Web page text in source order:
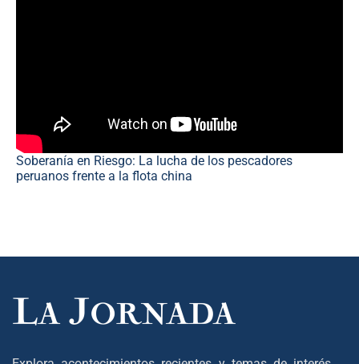
Soberanía en Riesgo: La lucha de los pescadores
peruanos frente a la flota china